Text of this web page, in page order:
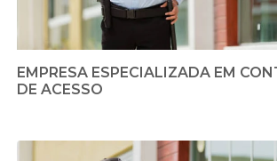
EMPRESA ESPECIALIZADA EM
DE ACESSO